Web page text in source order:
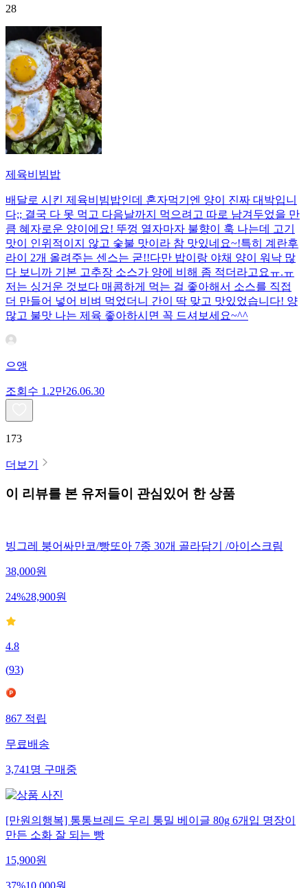
28
제육비빔밥
배달로 시킨 제육비빔밥인데 혼자먹기엔 양이 진짜 대박입니
다;; 결국 다 못 먹고 다음날까지 먹으려고 따로 남겨두었을 만
큼 혜자로운 양이에요! 뚜껑 열자마자 불향이 훅 나는데 고기
맛이 인위적이지 않고 숯불 맛이라 참 맛있네요~!특히 계란후
라이 2개 올려주는 센스는 굳!! ​다만 밥이랑 야채 양이 워낙 많
다 보니까 기본 고추장 소스가 양에 비해 좀 적더라고요ㅠ.ㅠ
저는 싱거운 것보다 매콤하게 먹는 걸 좋아해서 소스를 직접
더 만들어 넣어 비벼 먹었더니 간이 딱 맞고 맛있었습니다! 양
많고 불맛 나는 제육 좋아하시면 꼭 드셔보세요~^^
으앵
조회수 1.2만26.06.30
173
더보기
이 리뷰를 본 유저들이 관심있어 한 상품
빙그레 붕어싸만코/빵또아 7종 30개 골라담기 /아이스크림
38,000원
24%28,900원
4.8
(93)
867 적립
무료배송
3,741 명 구매중
[만원의행복] 통통브레드 우리 통밀 베이글 80g 6개입 명장이
만든 소화 잘 되는 빵
15,900원
37%10,000원